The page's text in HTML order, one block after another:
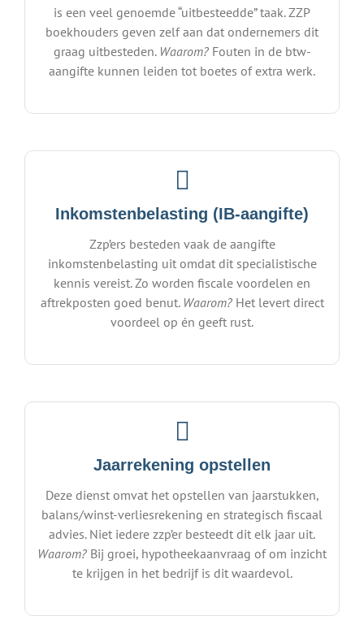
is een veel genoemde “uitbesteedde” taak. ZZP
boekhouders geven zelf aan dat ondernemers dit
graag uitbesteden. Waarom?Fouten in de btw-
aangifte kunnen leiden tot boetes of extra werk.
Inkomstenbelasting (IB-aangifte)
Zzp’ers besteden vaak de aangifte
inkomstenbelasting uit omdat dit specialistische
kennis vereist. Zo worden fiscale voordelen en
aftrekposten goed benut. Waarom?Het levert direct
voordeel op én geeft rust.
Jaarrekening opstellen
Deze dienst omvat het opstellen van jaarstukken,
balans/winst-verliesrekening en strategisch fiscaal
advies. Niet iedere zzp’er besteedt dit elk jaar uit.
Waarom? Bij groei, hypotheekaanvraag of om inzicht
te krijgen in het bedrijf is dit waardevol.